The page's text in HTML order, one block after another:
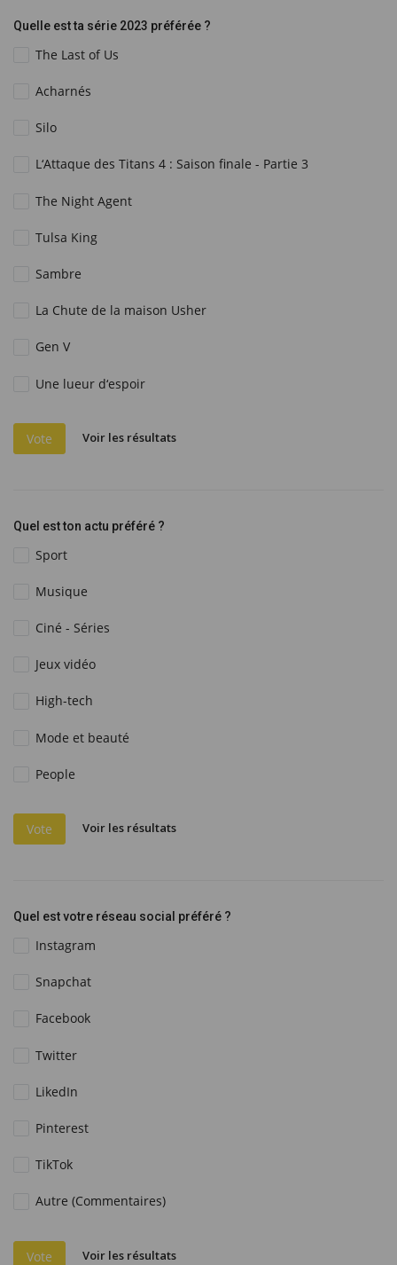
Quelle est ta série 2023 préférée ?
The Last of Us
Acharnés
Silo
L‘Attaque des Titans 4 : Saison finale - Partie 3
The Night Agent
Tulsa King
Sambre
La Chute de la maison Usher
Gen V
Une lueur d‘espoir
Vote Voir les résultats
Quel est ton actu préféré ?
Sport
Musique
Ciné - Séries
Jeux vidéo
High-tech
Mode et beauté
People
Vote Voir les résultats
Quel est votre réseau social préféré ?
Instagram
Snapchat
Facebook
Twitter
LikedIn
Pinterest
TikTok
Autre (Commentaires)
Vote Voir les résultats